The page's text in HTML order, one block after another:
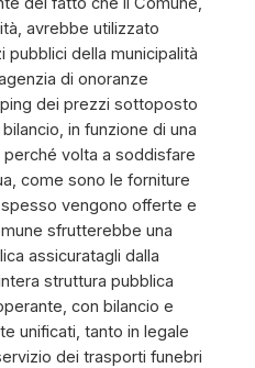
avrebbe utilizzato
della municipalità
di onoranze
dei prezzi sottoposto
in funzione di una
perché volta a soddisfare
come sono le forniture
vengono offerte e
sfrutterebbe una
assicuratagli dalla
struttura pubblica
con bilancio e
unificati, tanto in legale
dei trasporti funebri